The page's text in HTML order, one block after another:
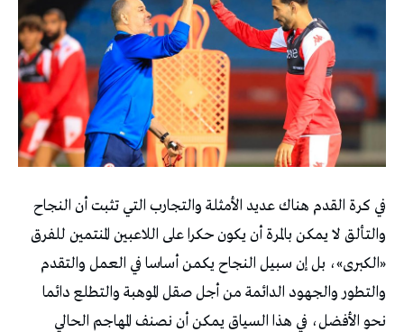
في كرة القدم هناك عديد الأمثلة والتجارب التي تثبت أن النجاح
والتألق لا يمكن بالمرة أن يكون حكرا على اللاعبين المنتمين للفرق
«الكبرى»، بل إن سبيل النجاح يكمن أساسا في العمل والتقدم
والتطور والجهود الدائمة من أجل صقل الموهبة والتطلع دائما
نحو الأفضل، في هذا السياق يمكن أن نصنف المهاجم الحالي